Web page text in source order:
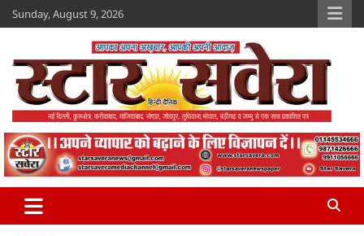
Skip
to
Sunday, August 9, 2026
Star Savera
www.starsavera.com